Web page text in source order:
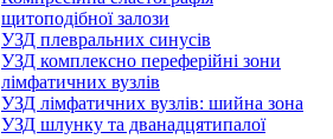
щитоподібної залози
УЗД плевральних синусів
УЗД комплексно переферійні зони
лімфатичних вузлів
УЗД лімфатичних вузлів: шийна зона
УЗД шлунку та дванадцятипалої